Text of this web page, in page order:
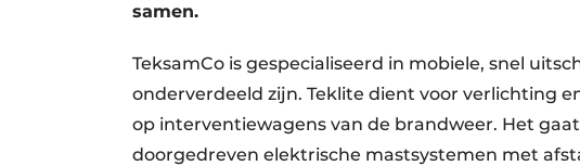
samen.
TeksamCo is gespecialiseerd in mobiele, snel
onderverdeeld zijn. Teklite dient voor verlichting
op interventiewagens van de brandweer. Het
doorgedreven elektrische mastsystemen met